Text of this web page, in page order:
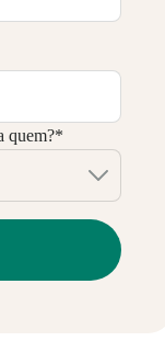
quem?*